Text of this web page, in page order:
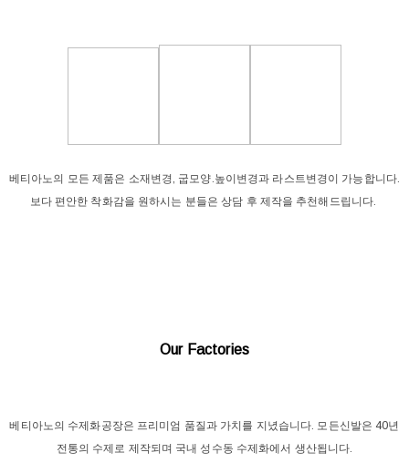
베티아노의 모든 제품은 소재변경, 굽모양.높이변경과 라스트변경이 가능합니다.
보다 편안한 착화감을 원하시는 분들은 상담 후 제작을 추천해드립니다.
Our Factories
베티아노의 수제화공장은 프리미엄 품질과 가치를 지녔습니다. 모든신발은 40년
전통의 수제로 제작되며 국내 성수동 수제화에서 생산됩니다.